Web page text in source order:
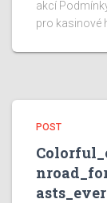
akcí
pro kasinové
POST